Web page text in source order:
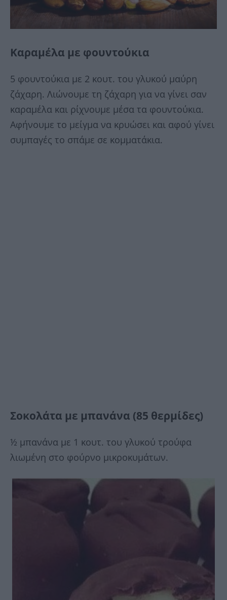
Καραμέλα με φουντούκια
5 φουντούκια με 2 κουτ. του γλυκού μαύρη
ζάχαρη. Λιώνουμε τη ζάχαρη για να γίνει σαν
καραμέλα και ρίχνουμε μέσα τα φουντούκια.
Αφήνουμε το μείγμα να κρυώσει και αφού γίνει
συμπαγές το σπάμε σε κομματάκια.
Σοκολάτα με μπανάνα (85 θερμίδες)
½ μπανάνα με 1 κουτ. του γλυκού τρούφα
λιωμένη στο φούρνο μικροκυμάτων.